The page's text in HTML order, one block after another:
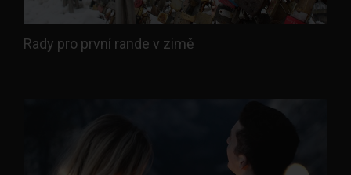
Rady pro první rande v zimě